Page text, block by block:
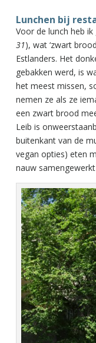
Lunchen bij
Voor de lunch heb
31), wat ‘zwart
Estlanders. Het
gebakken werd, is
het meest missen,
nemen ze als ze
een zwart brood
Leib is
buitenkant van de
vegan opties) eten
nauw